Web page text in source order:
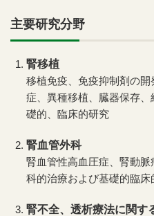
主要研究分野
腎移植
移植免疫、免疫抑制剤の
症、異種移植、臓器保存
礎的、臨床的研究
腎血管外科
腎血管性高血圧症、腎動
科的治療および基礎的臨床
腎不全、透析療法に関す